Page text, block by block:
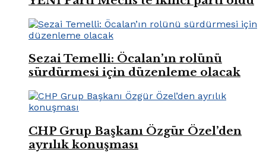
Sezai Temelli: Öcalan’ın rolünü
sürdürmesi için düzenleme olacak
CHP Grup Başkanı Özgür Özel’den
ayrılık konuşması